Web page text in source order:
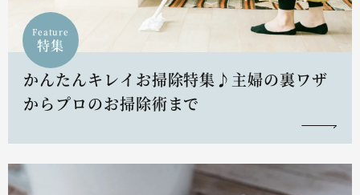
Feature
特集
かんたんキレイお掃除特集♪主婦の裏ワザ
からプロのお掃除術まで